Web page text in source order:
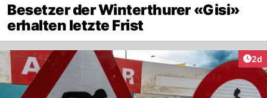
Besetzer der Winterthurer «Gisi»
erhalten letzte Frist
2d